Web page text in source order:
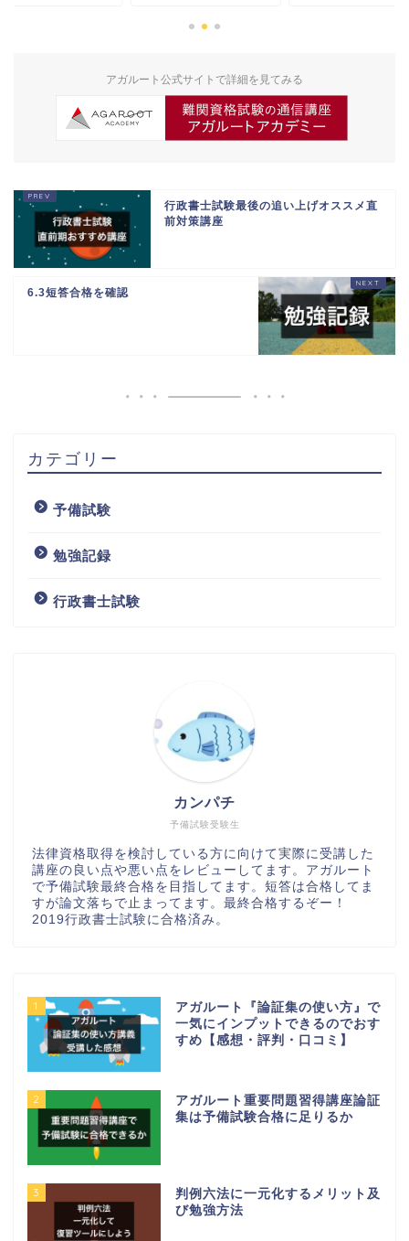
アガルート公式サイトで詳細を見てみる
行政書士試験最後の追い上げオススメ直
前対策講座
6.3短答合格を確認
カテゴリー
予備試験
勉強記録
行政書士試験
予備試験受験生
カンパチ
法律資格取得を検討している方に向けて実際に受講した
講座の良い点や悪い点をレビューしてます。アガルート
で予備試験最終合格を目指してます。短答は合格してま
すが論文落ちで止まってます。最終合格するぞー！
2019行政書士試験に合格済み。
1
アガルート『論証集の使い方』で
一気にインプットできるのでおす
すめ【感想・評判・口コミ】
2
アガルート重要問題習得講座論証
集は予備試験合格に足りるか
3
判例六法に一元化するメリット及
び勉強方法